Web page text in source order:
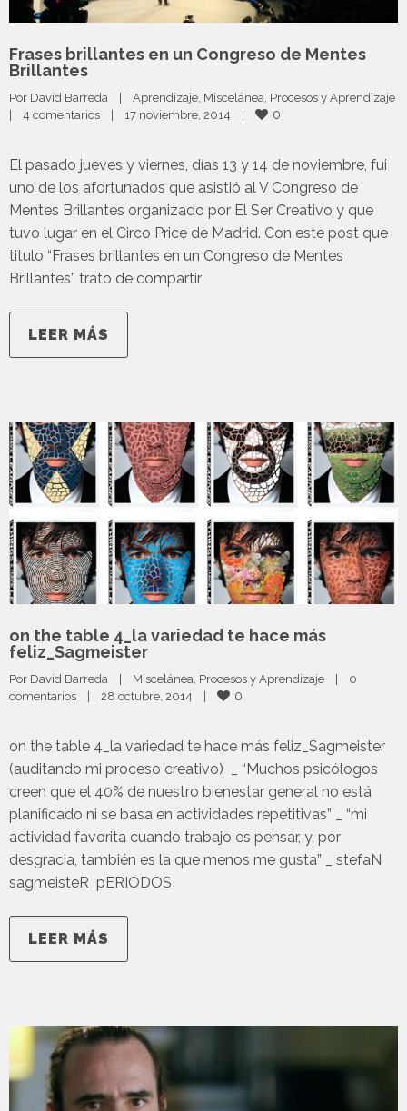
Frases brillantes en un Congreso de Mentes
Brillantes
Por David Barreda | Aprendizaje Miscelánea Procesos y Aprendizaje
|
4 comentarios | 17 noviembre, 2014 | 0
El pasado jueves y viernes, días 13 y 14 de noviembre, fui
uno de los afortunados que asistió al V Congreso de
Mentes Brillantes organizado por El Ser Creativo y que
tuvo lugar en el Circo Price de Madrid. Con este post que
titulo “Frases brillantes en un Congreso de Mentes
Brillantes” trato de compartir
LEER MÁS
on the table 4_la variedad te hace más
feliz_Sagmeister
Por David Barreda Miscelánea, Procesos y Aprendizaje
0
comentarios
28 octubre, 2014 0
on the table 4_la variedad te hace más feliz_Sagmeister
(auditando mi proceso creativo) _ “Muchos psicólogos
creen que el 40% de nuestro bienestar general no está
planificado ni se basa en actividades repetitivas” _ “mi
actividad favorita cuando trabajo es pensar, y, por
desgracia, también es la que menos me gusta” _ stefaN
sagmeisteR pERIODOS
LEER MÁS